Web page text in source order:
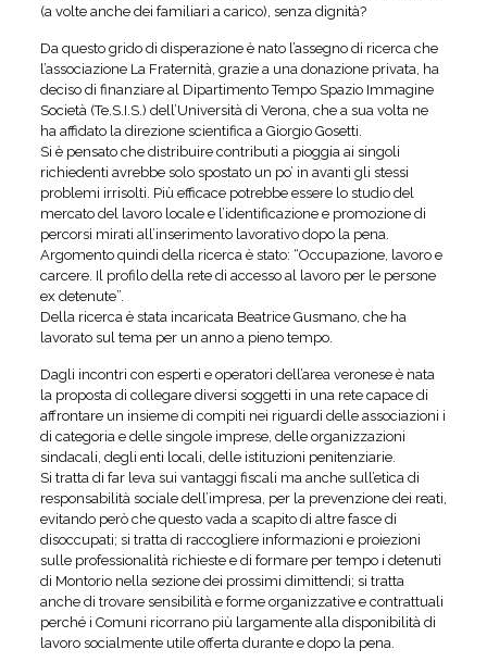
(a volte anche dei familiari a carico), senza dignità?
Da questo grido di disperazione è nato l’assegno di ricerca che
l’associazione La Fraternità, grazie a una donazione privata, ha
deciso di finanziare al Dipartimento Tempo Spazio Immagine
Società (Te.S.I.S.) dell’Università di Verona, che a sua volta ne
ha affidato la direzione scientifica a Giorgio Gosetti.
Si è pensato che distribuire contributi a pioggia ai singoli
richiedenti avrebbe solo spostato un po’ in avanti gli stessi
problemi irrisolti. Più efficace potrebbe essere lo studio del
mercato del lavoro locale e l’identificazione e promozione di
percorsi mirati all’inserimento lavorativo dopo la pena.
Argomento quindi della ricerca è stato: “Occupazione, lavoro e
carcere. Il profilo della rete di accesso al lavoro per le persone
ex detenute”.
Della ricerca è stata incaricata Beatrice Gusmano, che ha
lavorato sul tema per un anno a pieno tempo.
Dagli incontri con esperti e operatori dell’area veronese è nata
la proposta di collegare diversi soggetti in una rete capace di
affrontare un insieme di compiti nei riguardi delle associazioni i
di categoria e delle singole imprese, delle organizzazioni
sindacali, degli enti locali, delle istituzioni penitenziarie.
Si tratta di far leva sui vantaggi fiscali ma anche sull’etica di
responsabilità sociale dell’impresa, per la prevenzione dei reati,
evitando però che questo vada a scapito di altre fasce di
disoccupati; si tratta di raccogliere informazioni e proiezioni
sulle professionalità richieste e di formare per tempo i detenuti
di Montorio nella sezione dei prossimi dimittendi; si tratta
anche di trovare sensibilità e forme organizzative e contrattuali
perché i Comuni ricorrano più largamente alla disponibilità di
lavoro socialmente utile offerta durante e dopo la pena.